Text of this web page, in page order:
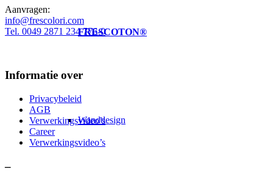
FRESCOTON®
Wanddesign
Aanvragen:
info@frescolori.com
Tel. 0049 2871 234 776-0
Informatie over
Privacybeleid
AGB
Verwerkingsvideo’s
Career
Verwerkingsvideo’s
–